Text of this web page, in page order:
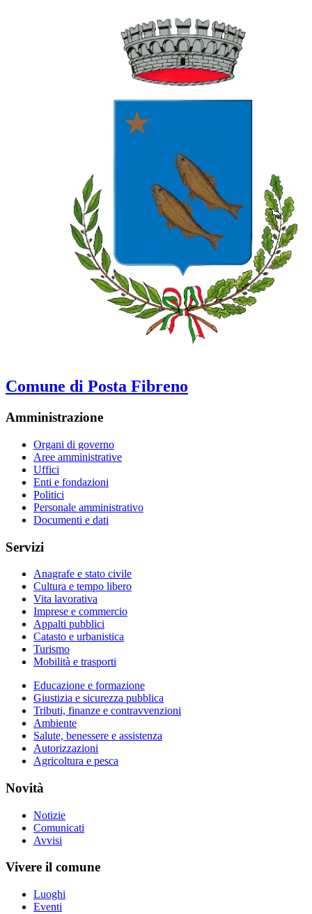
Comune di Posta Fibreno
Amministrazione
Organi di governo
Aree amministrative
Uffici
Enti e fondazioni
Politici
Personale amministrativo
Documenti e dati
Servizi
Anagrafe e stato civile
Cultura e tempo libero
Vita lavorativa
Imprese e commercio
Appalti pubblici
Catasto e urbanistica
Turismo
Mobilità e trasporti
Educazione e formazione
Giustizia e sicurezza pubblica
Tributi, finanze e contravvenzioni
Ambiente
Salute, benessere e assistenza
Autorizzazioni
Agricoltura e pesca
Novità
Notizie
Comunicati
Avvisi
Vivere il comune
Luoghi
Eventi